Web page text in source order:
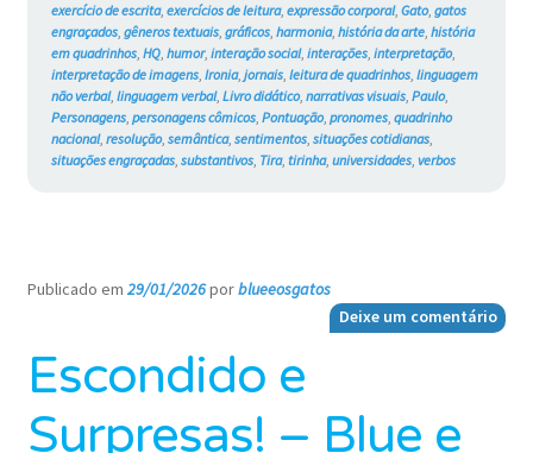
exercício de escrita, exercícios de leitura, expressão corporal, Gato, gatos
engraçados, gêneros textuais, gráficos, harmonia, história da arte, história
em quadrinhos, HQ, humor, interação social, interações, interpretação,
interpretação de imagens, Ironia, jornais, leitura de quadrinhos, linguagem
não verbal, linguagem verbal, Livro didático, narrativas visuais, Paulo,
Personagens, personagens cômicos, Pontuação, pronomes, quadrinho
nacional, resolução, semântica, sentimentos, situações cotidianas,
situações engraçadas, substantivos, Tira, tirinha, universidades, verbos
Publicado em 29/01/2026porblueeosgatos
Deixe um comentário
Escondido e
Surpresas! – Blue e